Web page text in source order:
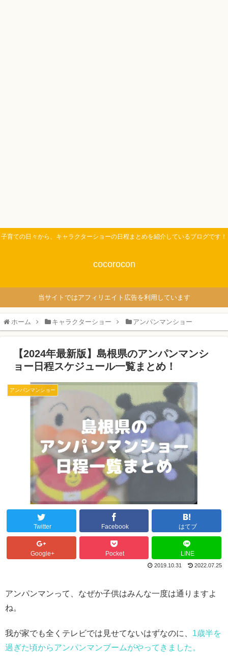
子育ての日々から、キャラクターショーの日程まとめを紹介しているブログです！
cocorocon
当サイトではアフィリエイト広告を利用しています
ホーム キャラクターショー アンパンマンショー
【2024年最新版】島根県のアンパンマンシ
ョー日程スケジュール一覧まとめ！
アンパンマンショー
Twitter Facebook はてブ
Google+ Pocket LINE
2019.10.31 2022.07.25
アンパンマンって、なぜか子供はみんな一度は通りますよ
ね。
我が家でも全くテレビでは見せてないはずなのに、 1歳半を
過ぎた頃からアンパンマンブームがやってきました。